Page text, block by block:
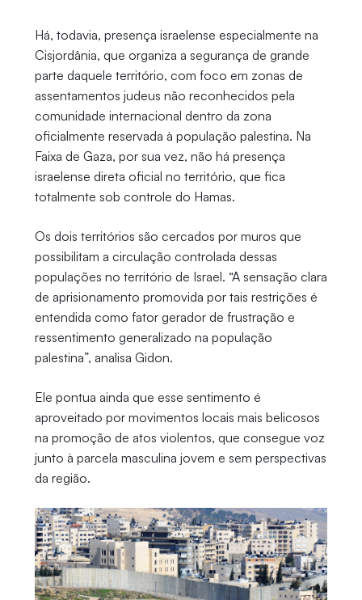
Há, todavia, presença israelense especialmente na
Cisjordânia, que organiza a segurança de grande
parte daquele território, com foco em zonas de
assentamentos judeus não reconhecidos pela
comunidade internacional dentro da zona
oficialmente reservada à população palestina. Na
Faixa de Gaza, por sua vez, não há presença
israelense direta oficial no território, que fica
totalmente sob controle do Hamas.
Os dois territórios são cercados por muros que
possibilitam a circulação controlada dessas
populações no território de Israel. “A sensação clara
de aprisionamento promovida por tais restrições é
entendida como fator gerador de frustração e
ressentimento generalizado na população
palestina”, analisa Gidon.
Ele pontua ainda que esse sentimento é
aproveitado por movimentos locais mais belicosos
na promoção de atos violentos, que consegue voz
junto à parcela masculina jovem e sem perspectivas
da região.